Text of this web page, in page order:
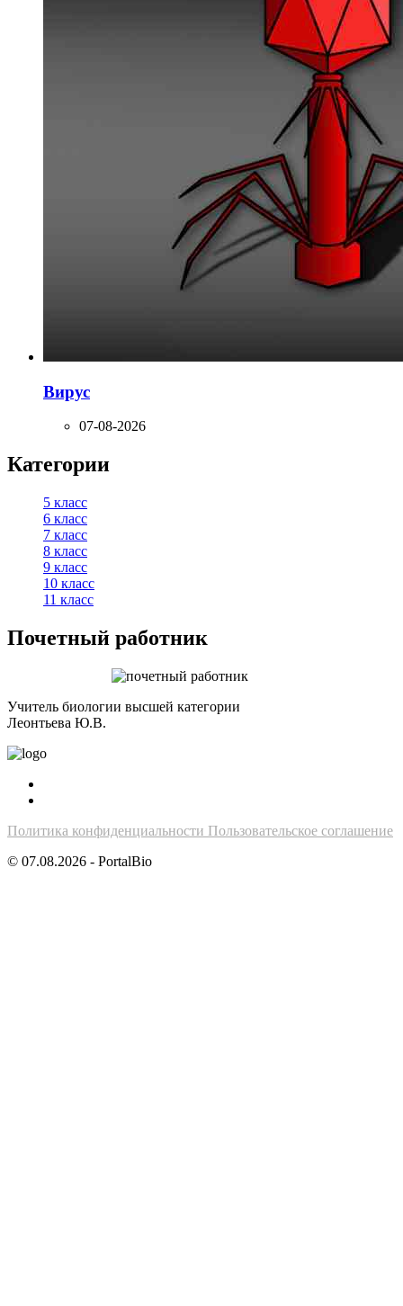
Вирус
07-08-2026
Категории
5 класс
6 класс
7 класс
8 класс
9 класс
10 класс
11 класс
Почетный работник
Учитель биологии высшей категории
Леонтьева Ю.В.
Политика конфиденциальности Пользовательское соглашение
© 07.08.2026 - PortalBio